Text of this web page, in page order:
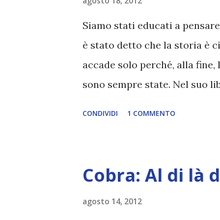
che non c'è evidenza del
nonostante un ufficiale di
visitata da un oggetto non
essere di pubblico dominio il
Siamo stati educati a
è stato detto che la storia è
accade solo perché, alla
sono sempre state. Nel suo
manifesto. Allora avverrà
vera e sola Intelligenza, ed è
CONDIVIDI 1 COMMENTO
Cobra: Al di là
agosto 14, 2012